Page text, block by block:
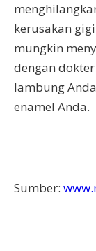
kerusakan
mungkin
dengan
lambung
enamel Anda.
Sumber: